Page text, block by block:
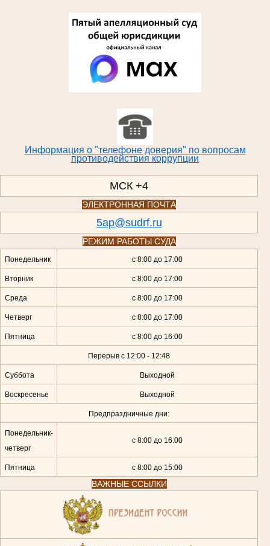
Информация о "телефоне доверия" по вопросам
противодействия коррупции
МСК +4
ЭЛЕКТРОННАЯ ПОЧТА
5ap@sudrf.ru
РЕЖИМ РАБОТЫ СУДА
Понедельник с 8:00 до 17:00
Вторник с 8:00 до 17:00
Среда с 8:00 до 17:00
Четверг с 8:00 до 17:00
Пятница с 8:00 до 16:00
Перерыв с 12:00 - 12:48
Суббота Выходной
Воскресенье Выходной
Предпраздничные дни:
Понедельник-
четверг
с 8:00 до 16:00
Пятница с 8:00 до 15:00
ВАЖНЫЕ ССЫЛКИ